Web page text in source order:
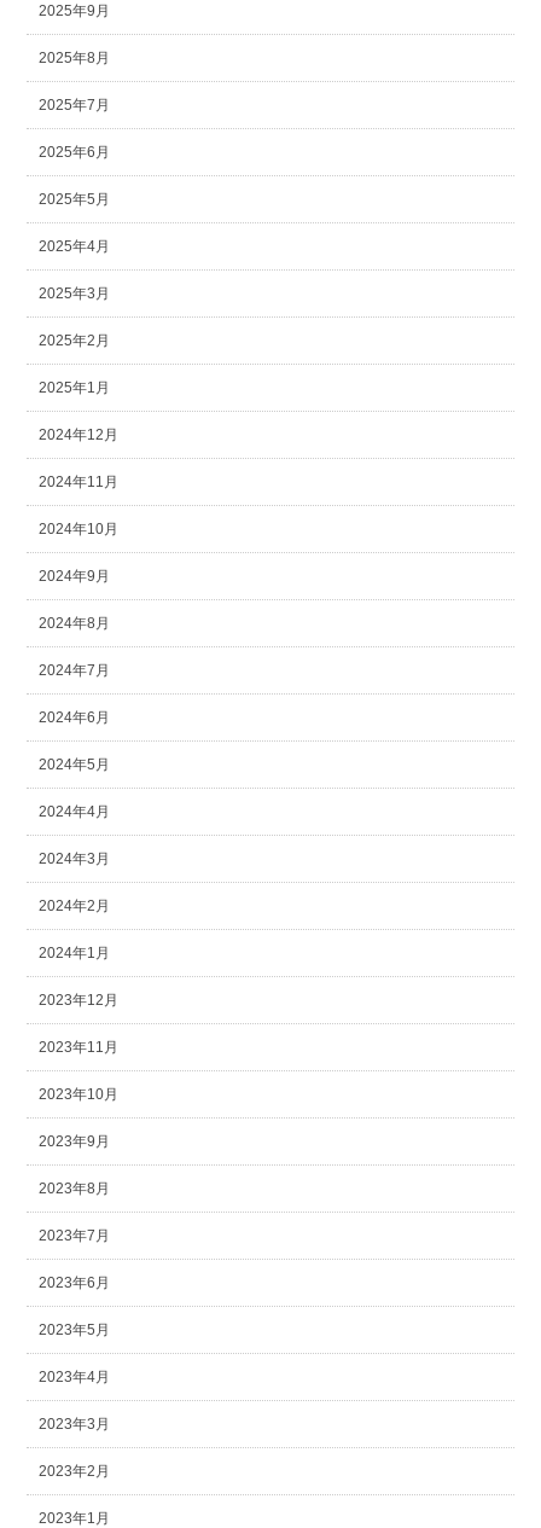
2025年9月
2025年8月
2025年7月
2025年6月
2025年5月
2025年4月
2025年3月
2025年2月
2025年1月
2024年12月
2024年11月
2024年10月
2024年9月
2024年8月
2024年7月
2024年6月
2024年5月
2024年4月
2024年3月
2024年2月
2024年1月
2023年12月
2023年11月
2023年10月
2023年9月
2023年8月
2023年7月
2023年6月
2023年5月
2023年4月
2023年3月
2023年2月
2023年1月